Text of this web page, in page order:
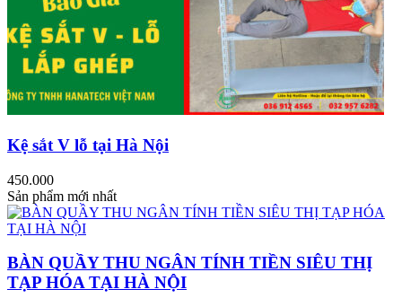
Kệ sắt V lỗ tại Hà Nội
450.000
Sản phẩm mới nhất
BÀN QUẦY THU NGÂN TÍNH TIỀN SIÊU THỊ
TẠP HÓA TẠI HÀ NỘI